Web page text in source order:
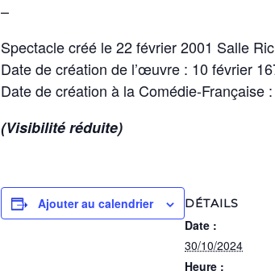
–
Spectacle créé le 22 février 2001 Salle
Date de création de l’œuvre : 10 février
Date de création à la Comédie-Française
(Visibilité réduite)
Ajouter au calendrier DÉTAILS
Date :
30/10/2024
Heure :